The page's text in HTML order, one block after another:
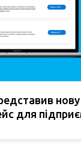
для